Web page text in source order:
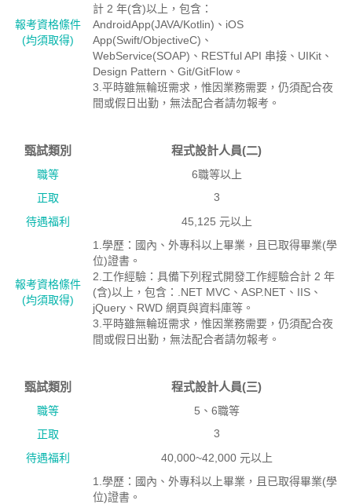
報考資格絛件
(均須取得)
計 2 年(含)以上，包含：
AndroidApp(JAVA/Kotlin)、iOS
App(Swift/ObjectiveC)、
WebService(SOAP)、RESTful API 串接、UIKit、
Design Pattern、Git/GitFlow。
3.平時雖無輪班需求，惟因業務需要，仍須配合夜
間或假日出勤，無法配合者請勿報考。
甄試類別 程式設計人員(二)
職等
6職等以上
正取
3
待遇福利
45,125 元以上
報考資格絛件
(均須取得)
1.學歷：國內、外專科以上畢業，且已取得畢業(學
位)證書。
2.工作經驗：具備下列程式開發工作經驗合計 2 年
(含)以上，包含：.NET MVC、ASP.NET、IIS、
jQuery、RWD 網頁與資料庫等。
3.平時雖無輪班需求，惟因業務需要，仍須配合夜
間或假日出勤，無法配合者請勿報考。
甄試類別 程式設計人員(三)
職等
5、6職等
正取
3
待遇福利
40,000~42,000 元以上
1.學歷：國內、外專科以上畢業，且已取得畢業(學
位)證書。